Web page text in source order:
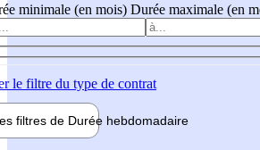
minimale (en mois) Durée maximale (en
le filtre du type de contrat
filtres de Durée hebdomadaire